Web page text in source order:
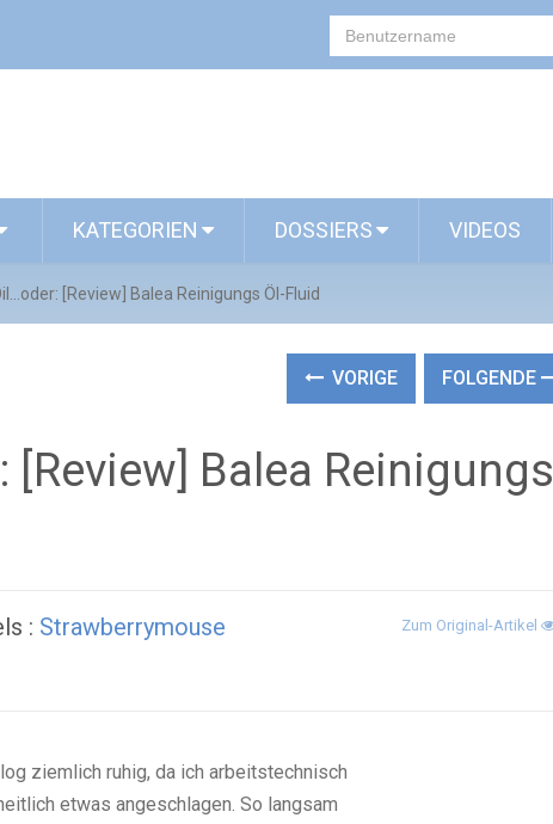
KATEGORIEN DOSSIERS VIDEOS
[Review] Balea Reinigungs Öl-Fluid
VORIGE FOLGENDE
[Review] Balea Reinigungs
: Strawberrymouse Zum Original-Artikel
ziemlich ruhig, da ich arbeitstechnisch
etwas angeschlagen. So langsam